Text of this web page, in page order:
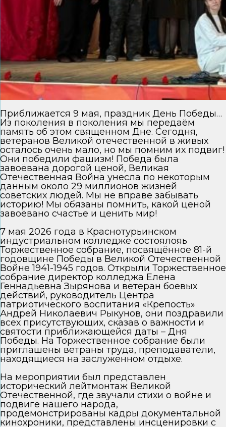
Приближается 9 мая, праздник День Победы…
Из поколения в поколения мы передаём
память об этом священном Дне. Сегодня,
ветеранов Великой отечественной в живых
осталось очень мало, но мы помним их подвиг!
Они победили фашизм! Победа была
завоёвана дорогой ценой, Великая
Отечественная Война унесла по некоторым
данным около 29 миллионов жизней
советских людей. Мы не вправе забывать
историю! Мы обязаны помнить, какой ценой
завоёвано счастье и ценить мир!
7 мая 2026 года в Краснотурьинском
индустриальном колледже состоялояь
Торжественное собрание, посвящённое 81-й
годовщине Победы в Великой Отечественной
Войне 1941-1945 годов. Открыли Торжественное
собрание директор колледжа Елена
Геннадьевна Зырянова и ветеран боевых
действий, руководитель Центра
патриотического воспитания «Крепость»
Андрей Николаевич Рыкунов, они поздравили
всех присутствующих, сказав о важности и
святости приближающейся даты – Дня
Победы. На Торжественное собрание были
приглашены ветраны труда, преподаватели,
находящиеся на заслуженном отдыхе.
На мероприятии был представлен
исторический лейтмонтаж Великой
Отечественной, где звучали стихи о войне и
подвиге нашего народа,
продемонстрированы кадры документальной
кинохроники, представлены инсценировки с